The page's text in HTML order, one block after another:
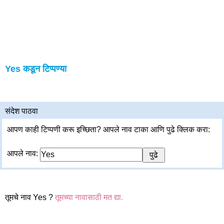
Yes कडून टिप्पण्या
संदेश पाठवा
आपण काही टिप्पणी करू इच्छिता? आपले नाव टाका आणि पुढे क्लिक करा:
आपले नाव:
तूमचे नाव Yes ? तूमच्या नावासाठी मत द्या.